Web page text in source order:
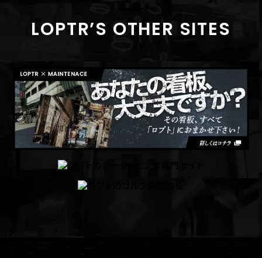
LOPTR’S OTHER SITES